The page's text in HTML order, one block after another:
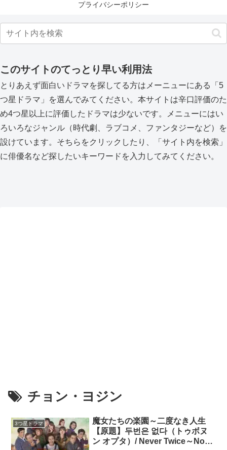
プライバシーポリシー
このサイトのてっとり早い利用法
とりあえず面白いドラマを探してる方はメーニューにある「5
つ星ドラマ」を選んでみてください。本サイトは辛口評価のた
め4つ星以上に評価したドラマは少ないです。メニューにはい
ろいろなジャンル（時代劇、ラブコメ、ファンタジーなど）を
設けています。そちらをクリックしたり、「サイト内を検索」
に俳優名など探したいキーワードを入力してみてください。